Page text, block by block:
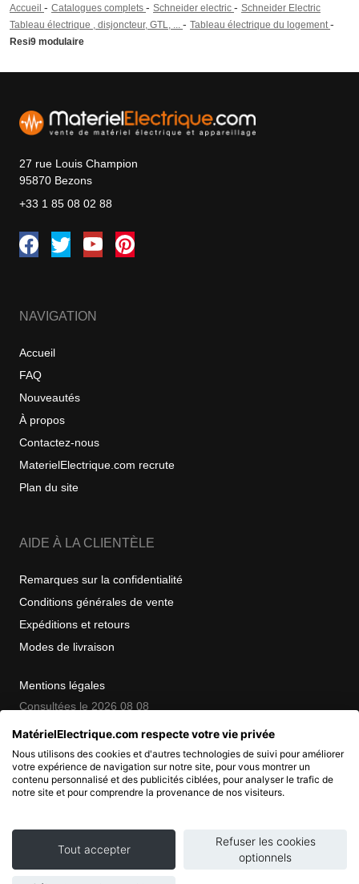
Accueil - Catalogues complets - Schneider electric - Schneider Electric
Tableau électrique , disjoncteur, GTL, ... - Tableau électrique du logement-
Resi9 modulaire
27 rue Louis Champion
95870 Bezons
+33 1 85 08 02 88
NAVIGATION
Accueil
FAQ
Nouveautés
À propos
Contactez-nous
MaterielElectrique.com recrute
Plan du site
AIDE À LA CLIENTÈLE
Remarques sur la confidentialité
Conditions générales de vente
Expéditions et retours
Modes de livraison
Mentions légales
Consultées le 2026 08 08
COPYRIGHT
© 2007 - 2026 Nimbanet
MatérielElectrique.com respecte votre vie privée
Nous utilisons des cookies et d'autres technologies de suivi pour améliorer
votre expérience de navigation sur notre site, pour vous montrer un
contenu personnalisé et des publicités ciblées, pour analyser le trafic de
notre site et pour comprendre la provenance de nos visiteurs.
Tout accepter
Refuser les cookies
optionnels